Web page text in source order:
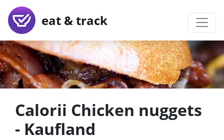
eat & track
Calorii Chicken nuggets
- Kaufland